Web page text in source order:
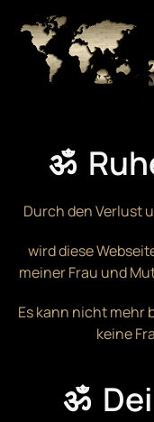
Zum Hauptinhalt
ॐ
Durch den Verlust
wird diese
meiner Frau und
Es kann nicht mehr
keine
ॐ